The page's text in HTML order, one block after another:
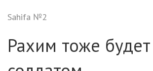
Sahifa №2
Рахим тоже будет